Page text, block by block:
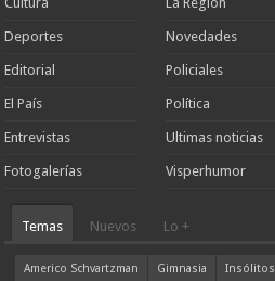
Deportes
Editorial
El País
Entrevistas
Fotogalerías
Novedades
Policiales
Política
Ultimas noticias
Visperhumor
Temas Nuevos Lo +
Americo Schvartzman Gimnasia Insólitos